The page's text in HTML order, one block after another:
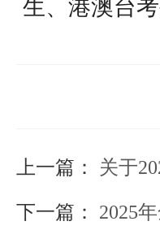
生、港澳台
1、复试专家
复试专家组
上一篇： 关于
下一篇： 2025年